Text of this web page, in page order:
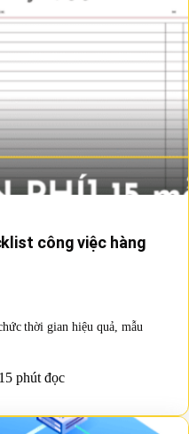
công việc hàng
thời gian hiệu quả, mẫu
15 phút đọc